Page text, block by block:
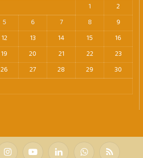
1
2
5 6 7 8
9
12 13 14 15
16
19 20 21 22
23
26 27 28 29
30